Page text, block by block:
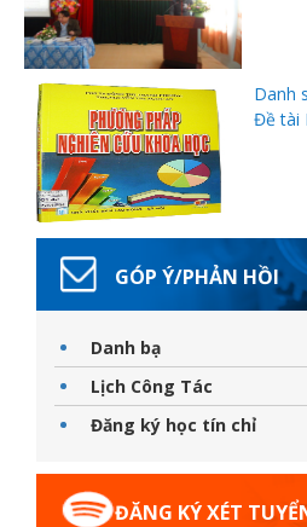
Danh
Đề tài
GÓP Ý/PHẢN HỒI
Danh bạ
Lịch Công Tác
Đăng ký học tín chỉ
ĐĂNG KÝ XÉT